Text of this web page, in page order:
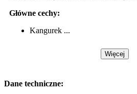
Główne cechy:
Kangurek ...
Więcej
Dane techniczne: